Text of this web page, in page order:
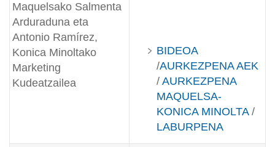
Maquelsako Salmenta
Arduraduna eta
Antonio Ramírez,
Konica Minoltako
Marketing
Kudeatzailea
BIDEOA
/AURKEZPENA AEK
/ AURKEZPENA
MAQUELSA-
KONICA MINOLTA/
LABURPENA